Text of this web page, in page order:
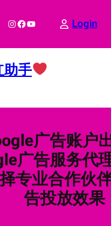
InstagramFacebook YouTube Login
助手
广告账户
广告服务代
专业合作伙
告投放效果